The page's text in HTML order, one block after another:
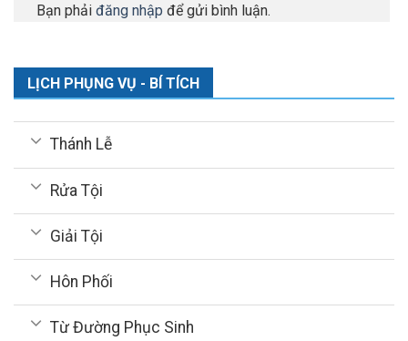
Bạn phải đăng nhập để gửi bình luận.
LỊCH PHỤNG VỤ - BÍ TÍCH
Thánh Lễ
Rửa Tội
Giải Tội
Hôn Phối
Từ Đường Phục Sinh